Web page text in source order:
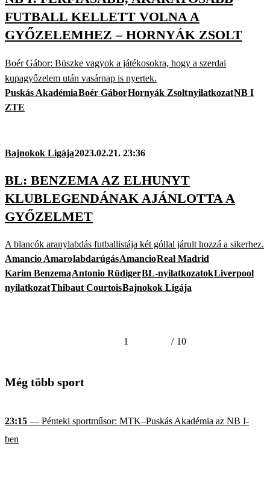
FUTBALL KELLETT VOLNA A
GYŐZELEMHEZ – HORNYÁK ZSOLT
Boér Gábor: Büszke vagyok a játékosokra, hogy a szerdai
kupagyőzelem után vasárnap is nyertek.
Puskás AkadémiaBoér GáborHornyák ZsoltnyilatkozatNB I
ZTE
Bajnokok Ligája2023.02.21. 23:36
BL: BENZEMA AZ ELHUNYT
KLUBLEGENDÁNAK AJÁNLOTTA A
GYŐZELMET
A blancók aranylabdás futballistája két góllal járult hozzá a sikerhez.
Amancio AmarolabdarúgásAmancioReal Madrid
Karim BenzemaAntonio RüdigerBL-nyilatkozatokLiverpool
nyilatkozatThibaut CourtoisBajnokok Ligája
1 / 10
Még több sport
23:15 — Pénteki sportműsor: MTK–Puskás Akadémia az NB I-
ben